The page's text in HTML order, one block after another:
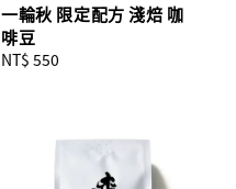
一輪秋 限定配方 淺焙 咖
啡豆
Regular
NT$ 550